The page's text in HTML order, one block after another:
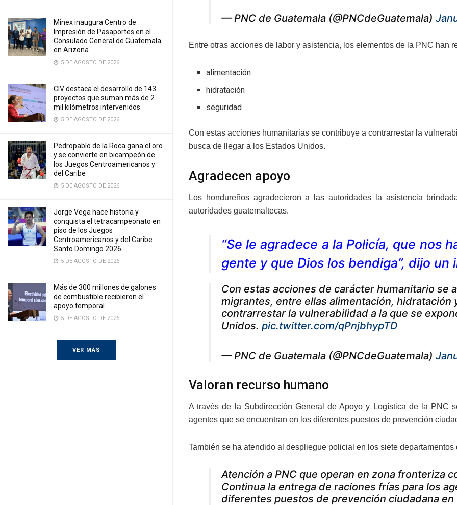
Minex inaugura Centro de
Impresión de Pasaportes en el
Consulado General de Guatemala
en Arizona
5 DE AGOSTO DE 2026
CIV destaca el desarrollo de 143
proyectos que suman más de 2
mil kilómetros intervenidos
5 DE AGOSTO DE 2026
Pedropablo de la Roca gana el oro
y se convierte en bicampeón de
los Juegos Centroamericanos y
del Caribe
5 DE AGOSTO DE 2026
Jorge Vega hace historia y
conquista el tetracampeonato en
piso de los Juegos
Centroamericanos y del Caribe
Santo Domingo 2026
5 DE AGOSTO DE 2026
Más de 300 millones de galones
de combustible recibieron el
apoyo temporal
5 DE AGOSTO DE 2026
VER MÁS
— PNC de Guatemala (@PNCdeGuatemala)
Entre otras acciones de labor y asistencia, los elementos de la PNC han
alimentación
hidratación
seguridad
Con estas acciones humanitarias se contribuye a contrarrestar la
busca de llegar a los Estados Unidos.
Agradecen apoyo
Los hondureños agradecieron a las autoridades la asistencia
autoridades guatemaltecas.
“Se le agradece a la Policía, que nos
gente y que Dios los bendiga”, dijo
Con estas acciones de carácter humanitario se
migrantes, entre ellas alimentación,
contrarrestar la vulnerabilidad a la que se
Unidos. pic.twitter.com/qPnjbhypTD
— PNC de Guatemala (@PNCdeGuatemala)
Valoran recurso humano
A través de la Subdirección General de Apoyo y Logística de la PNC
agentes que se encuentran en los diferentes puestos de prevención
También se ha atendido al despliegue policial en los siete
Atención a PNC que operan en zona fronteriza
Continua la entrega de raciones frías para los
diferentes puestos de prevención ciudadana